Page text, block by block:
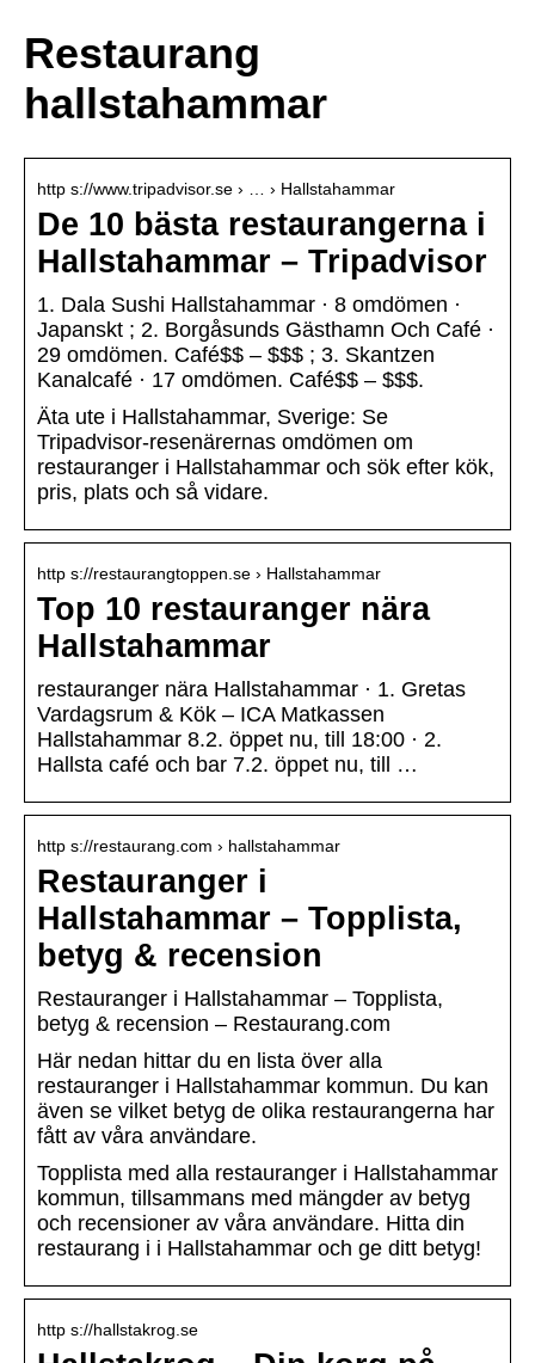
Restaurang
hallstahammar
http s://www.tripadvisor.se › … › Hallstahammar
De 10 bästa restaurangerna i
Hallstahammar – Tripadvisor
1. Dala Sushi Hallstahammar · 8 omdömen ·
Japanskt ; 2. Borgåsunds Gästhamn Och Café ·
29 omdömen. Café$$ – $$$ ; 3. Skantzen
Kanalcafé · 17 omdömen. Café$$ – $$$.
Äta ute i Hallstahammar, Sverige: Se
Tripadvisor-resenärernas omdömen om
restauranger i Hallstahammar och sök efter kök,
pris, plats och så vidare.
http s://restaurangtoppen.se › Hallstahammar
Top 10 restauranger nära
Hallstahammar
restauranger nära Hallstahammar · 1. Gretas
Vardagsrum & Kök – ICA Matkassen
Hallstahammar 8.2. öppet nu, till 18:00 · 2.
Hallsta café och bar 7.2. öppet nu, till …
http s://restaurang.com › hallstahammar
Restauranger i
Hallstahammar – Topplista,
betyg & recension
Restauranger i Hallstahammar – Topplista,
betyg & recension – Restaurang.com
Här nedan hittar du en lista över alla
restauranger i Hallstahammar kommun. Du kan
även se vilket betyg de olika restaurangerna har
fått av våra användare.
Topplista med alla restauranger i Hallstahammar
kommun, tillsammans med mängder av betyg
och recensioner av våra användare. Hitta din
restaurang i i Hallstahammar och ge ditt betyg!
http s://hallstakrog.se